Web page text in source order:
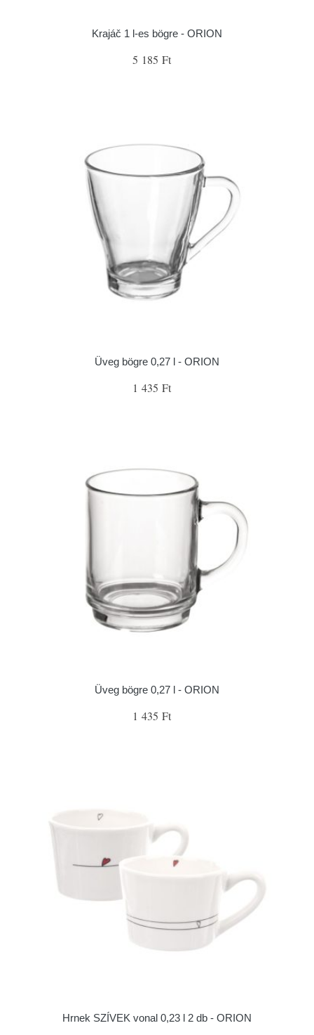
Krajáč 1 l-es bögre - ORION
5 185 Ft
Üveg bögre 0,27 l - ORION
1 435 Ft
Üveg bögre 0,27 l - ORION
1 435 Ft
Hrnek SZÍVEK vonal 0,23 l 2 db - ORION